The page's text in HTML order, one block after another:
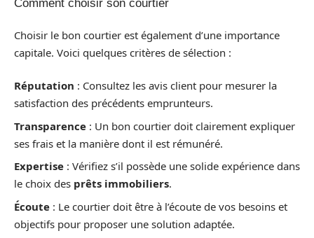
Comment choisir son courtier
Choisir le bon courtier est également d’une importance
capitale. Voici quelques critères de sélection :
Réputation : Consultez les avis client pour mesurer la
satisfaction des précédents emprunteurs.
Transparence : Un bon courtier doit clairement expliquer
ses frais et la manière dont il est rémunéré.
Expertise : Vérifiez s’il possède une solide expérience dans
le choix des prêts immobiliers.
Écoute : Le courtier doit être à l’écoute de vos besoins et
objectifs pour proposer une solution adaptée.